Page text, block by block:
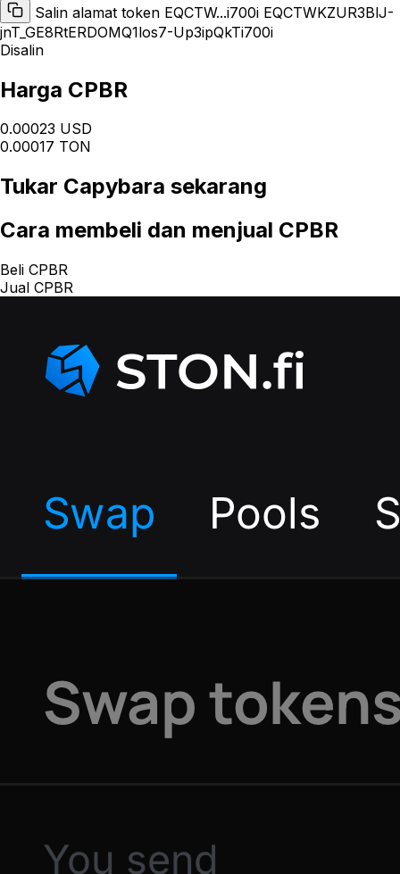
Salin alamat token EQCTW...i700i EQCTWKZUR3BlJ-
jnT_GE8RtERDOMQ1los7-Up3ipQkTi700i
Disalin
Harga CPBR
0.00023 USD
0.00017 TON
Tukar Capybara sekarang
Cara membeli dan menjual CPBR
Beli CPBR
Jual CPBR